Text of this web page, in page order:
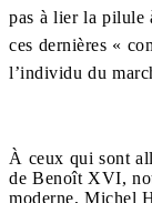
pas à lier la pilule
ces dernières «
l’individu du
À ceux qui sont
de Benoît XVI,
moderne, Michel